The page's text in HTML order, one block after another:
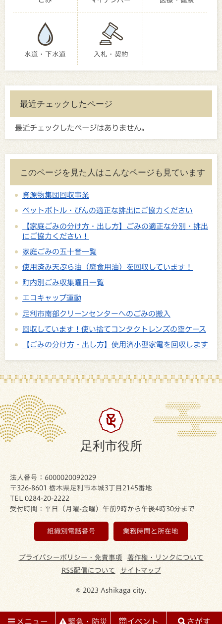
水道・下水道 入札・契約
最近チェックしたページ
最近チェックしたページはありません。
このページを見た人はこんなページも見ています
資源物集団回収事業
ペットボトル・びんの適正な排出にご協力ください
【家庭ごみの分け方・出し方】ごみの適正な分別・排出
にご協力ください！
家庭ごみの五十音一覧
使用済み天ぷら油（廃食用油）を回収しています！
町内別ごみ収集曜日一覧
エコキャップ運動
足利市南部クリーンセンターへのごみの搬入
回収しています！使い捨てコンタクトレンズの空ケース
【ごみの分け方・出し方】使用済小型家電を回収します
足利市役所
法人番号：6000020092029
〒326-8601 栃木県足利市本城3丁目2145番地
TEL 0284-20-2222
受付時間：平日（月曜-金曜）午前9時から午後4時30分まで
組織別電話番号 業務時間と所在地
プライバシーポリシー・免責事項
著作権・リンクについて
RSS配信について
サイトマップ
© 2023 Ashikaga city.
メニュー 緊急・防災 イベント さがす